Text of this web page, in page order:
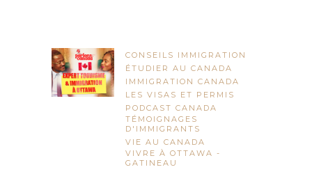
CONSEILS IMMIGRATION
ÉTUDIER AU CANADA
IMMIGRATION CANADA
LES VISAS ET PERMIS
PODCAST CANADA
TÉMOIGNAGES
D'IMMIGRANTS
VIE AU CANADA
VIVRE À OTTAWA -
GATINEAU